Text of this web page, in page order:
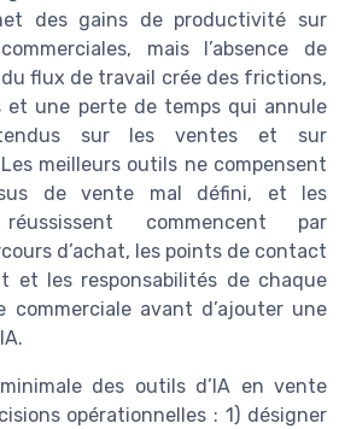
des gains de productivité sur
mais l’absence de
flux de travail crée des frictions,
et une perte de temps qui annule
sur les ventes et sur
Les meilleurs outils ne compensent
de vente mal défini, et les
commencent par
d’achat, les points de contact
et les responsabilités de chaque
commerciale avant d’ajouter une
des outils d’IA en vente
opérationnelles : 1) désigner